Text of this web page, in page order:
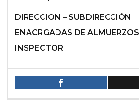
DIRECCION – SUBDIRECCIÓN
ENACRGADAS DE ALMUERZOS
INSPECTOR